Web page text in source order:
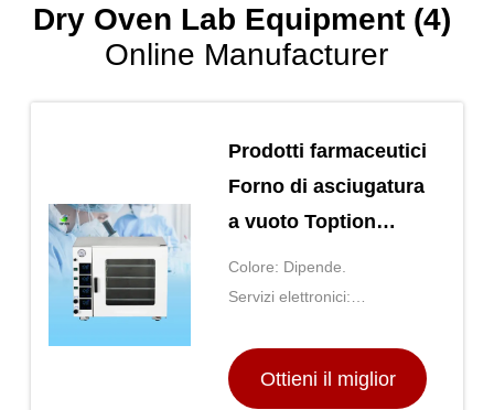
Dry Oven Lab Equipment (4)
Online Manufacturer
Prodotti farmaceutici
Forno di asciugatura
a vuoto Toption
Forno di asciugatura
attrezzature di
Colore: Dipende.
Servizi elettronici:
Ottieni il miglior